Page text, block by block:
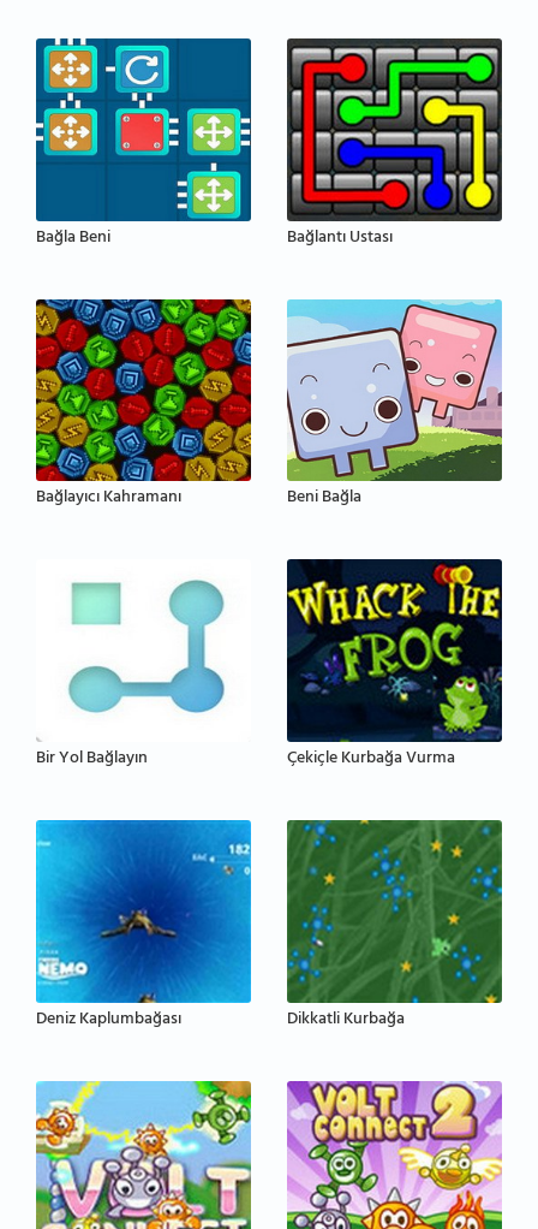
Bağla Beni Bağlantı Ustası
Bağlayıcı Kahramanı Beni Bağla
Bir Yol Bağlayın Çekiçle Kurbağa Vurma
Deniz Kaplumbağası Dikkatli Kurbağa